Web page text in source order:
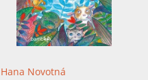
Hana Novotná